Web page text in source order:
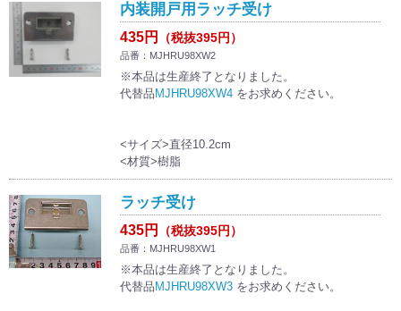
内装開戸用ラッチ受け
435円 （税抜395円）
品番：MJHRU98XW2
※本品は生産終了となりました。
代替品 MJHRU98XW4をお求めください。
<サイズ>直径10.2cm
<材質>樹脂
ラッチ受け
435円 （税抜395円）
品番：MJHRU98XW1
※本品は生産終了となりました。
代替品 MJHRU98XW3をお求めください。